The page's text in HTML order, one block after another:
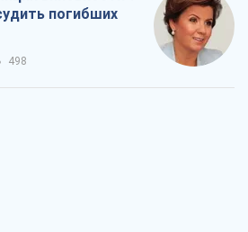
погибших
498